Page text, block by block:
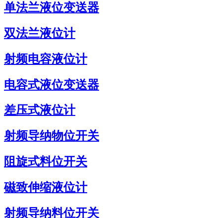
单法兰液位变送器
双法兰液位计
射频电容液位计
电容式液位变送器
差压式液位计
射频导纳物位开关
阻旋式料位开关
磁致伸缩液位计
射频导纳料位开关